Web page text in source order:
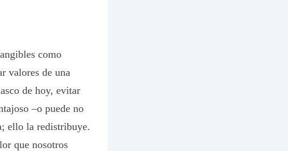
como
valores de una
de hoy, evitar
–o puede no
ello la redistribuye.
que nosotros